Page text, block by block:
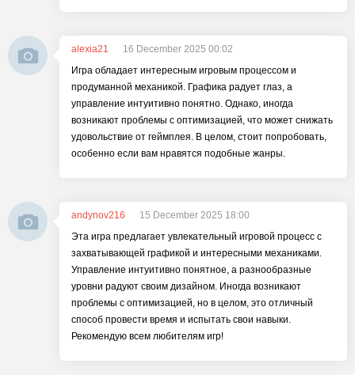
alexia21
16 December 2025 00:02
Игра обладает интересным игровым процессом и
продуманной механикой. Графика радует глаз, а
управление интуитивно понятно. Однако, иногда
возникают проблемы с оптимизацией, что может снижать
удовольствие от геймплея. В целом, стоит попробовать,
особенно если вам нравятся подобные жанры.
andynov216
15 December 2025 18:00
Эта игра предлагает увлекательный игровой процесс с
захватывающей графикой и интересными механиками.
Управление интуитивно понятное, а разнообразные
уровни радуют своим дизайном. Иногда возникают
проблемы с оптимизацией, но в целом, это отличный
способ провести время и испытать свои навыки.
Рекомендую всем любителям игр!